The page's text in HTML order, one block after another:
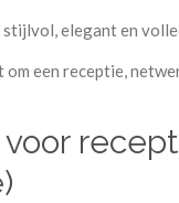
stijlvol, elegant en
om een receptie,
voor